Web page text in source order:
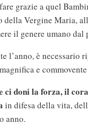
grazie a quel
della Vergine Maria,
il genere umano dal
l’anno, è necessario
e
ci doni la forza, il
in difesa della vita,
anno.